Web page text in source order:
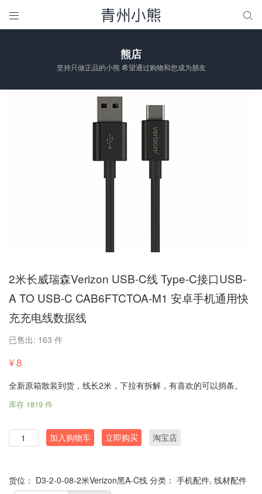
 
熊店
坚持只做正品的小熊 希望通过购物和您成为朋友
2米长威瑞森Verizon USB-C线 Type-C接口USB-
A TO USB-C CAB6FTCTOA-M1 安卓手机通用快
充充电线数据线
已售出: 163 件
¥8
全新原箱散装到货，线长2米，下拉有拆解，有喜欢的可以捎条。
库存 1819 件
数
量
加入购物车 立即购买 淘宝店
货位： D3-2-0-08-2米Verizon黑A-C线 分类： 手机配件, 线材配件